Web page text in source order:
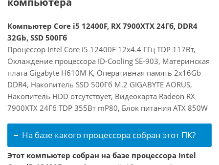
Компьютер Core i5 12400F, RX 7900XTX 24Гб, DDR4
32Gb, SSD 500Гб
Процессор Intel Core i5 12400F 12x4.4 ГГц TDP 117Вт,
Охлаждение процессора ID-Cooling SE-903, Материнская
плата Gigabyte H610M K, Оперативная память 2x16Gb
DDR4, Накопитель SSD 500Гб M.2 GIGABYTE AORUS,
Накопитель HDD отсутствует, Видеокарта Radeon RX
7900XTX 24Гб TDP 355Вт mP80, Блок питания ATX 850W
На базе какого процессора собран этот ПК?
Этот компьютер собран на базе процессора Intel